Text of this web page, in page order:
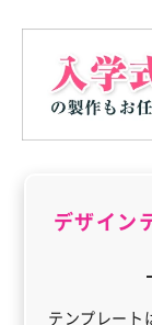
デザイン
テンプレート